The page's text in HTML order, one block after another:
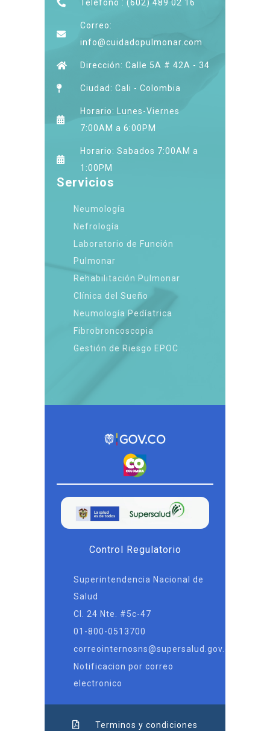
Telefono : (602) 489 02 16
Correo:
info@cuidadopulmonar.com
Dirección: Calle 5A # 42A - 34
Ciudad: Cali - Colombia
Horario: Lunes-Viernes
7:00AM a 6:00PM
Horario: Sabados 7:00AM a
1:00PM
Servicios
Neumología
Nefrología
Laboratorio de Función
Pulmonar
Rehabilitación Pulmonar
Clínica del Sueño
Neumología Pedíatrica
Fibrobroncoscopia
Gestión de Riesgo EPOC
Control Regulatorio
Superintendencia Nacional de
Salud
Cl. 24 Nte. #5c-47
01-800-0513700
correointernosns@supersalud.gov.co
Notificacion por correo
electronico
Terminos y condiciones